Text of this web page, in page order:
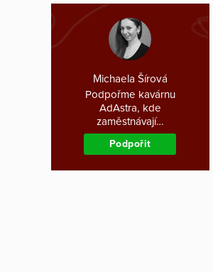
Michaela Šírová
Podpořme kavárnu
AdAstra, kde
zaměstnávají…
Podpořit